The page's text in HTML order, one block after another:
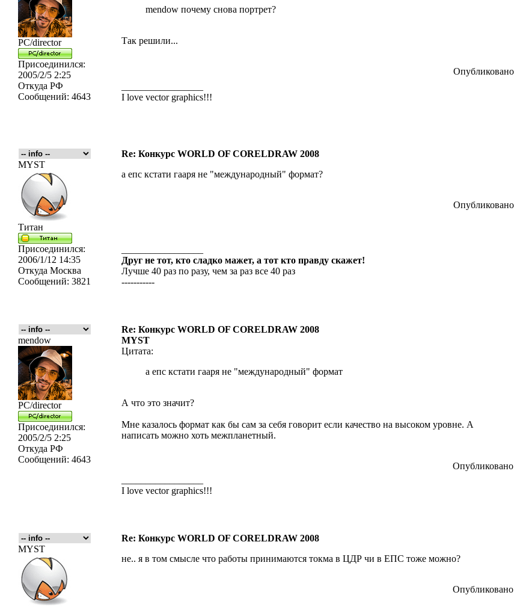
PC/director
Присоединился:
2005/2/5 2:25
Откуда РФ
Сообщений: 4643
mendow почему снова портрет?
Так решили...
I love vector graphics!!!
Re: Конкурс WORLD OF CORELDRAW 2008
MYST
Титан
Присоединился:
2006/1/12 14:35
Откуда Москва
Сообщений: 3821
а епс кстати гааря не "международный" формат?
Друг не тот, кто сладко мажет, а тот кто правду скажет!
Лучше 40 раз по разу, чем за раз все 40 раз
-----------
Re: Конкурс WORLD OF CORELDRAW 2008
mendow
PC/director
Присоединился:
2005/2/5 2:25
Откуда РФ
Сообщений: 4643
MYST
Цитата:
а епс кстати гааря не "международный" формат
А что это значит?
Мне казалось формат как бы сам за себя говорит если качество на высоком уровне. А
написать можно хоть межпланетный.
I love vector graphics!!!
Re: Конкурс WORLD OF CORELDRAW 2008
MYST
не.. я в том смысле что работы принимаются токма в ЦДР чи в ЕПС тоже можно?